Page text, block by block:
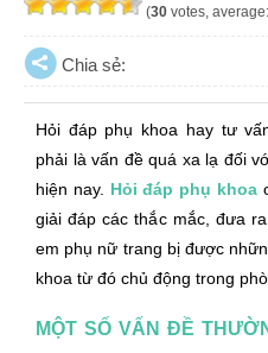
(30 votes, average:
Chia sẻ:
Hỏi đáp phụ khoa hay tư
phải là vấn đề quá xa lạ đối
hiện nay. Hỏi đáp phụ khoa
giải đáp các thắc mắc, đưa
em phụ nữ trang bị được
khoa từ đó chủ động trong
MỘT SỐ VẤN ĐỀ